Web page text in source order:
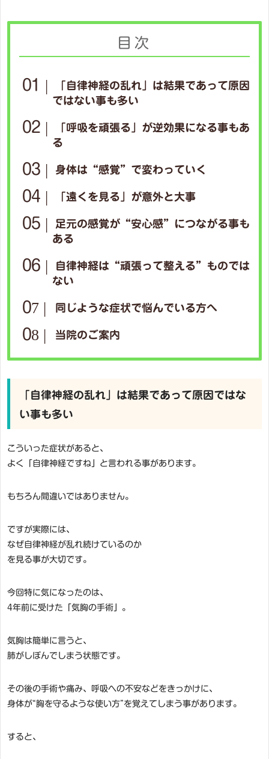
目次
「自律神経の乱れ」は結果であって原因
ではない事も多い
「呼吸を頑張る」が逆効果になる事もあ
る
身体は“感覚”で変わっていく
「遠くを見る」が意外と大事
足元の感覚が“安心感”につながる事も
ある
自律神経は“頑張って整える”ものでは
ない
同じような症状で悩んでいる方へ
当院のご案内
「自律神経の乱れ」は結果であって原因ではな
い事も多い
こういった症状があると、
よく「自律神経ですね」と言われる事があります。
もちろん間違いではありません。
ですが実際には、
なぜ自律神経が乱れ続けているのか
を見る事が大切です。
今回特に気になったのは、
4年前に受けた「気胸の手術」。
気胸は簡単に言うと、
肺がしぼんでしまう状態です。
その後の手術や痛み、呼吸への不安などをきっかけに、
身体が“胸を守るような使い方”を覚えてしまう事があります。
すると、